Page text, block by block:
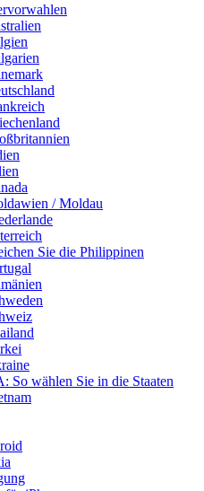
/ Moldau
Sie die Philippinen
So wählen Sie in die Staaten